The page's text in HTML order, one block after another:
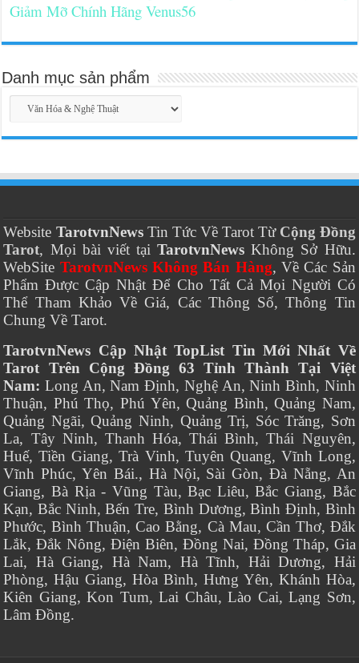
Giảm Mỡ Chính Hãng Venus56
Danh mục sản phẩm
Website TarotvnNewsTin Tức Về Tarot Từ Cộng Đồng
Tarot, Mọi bài viết tạiTarotvnNews Không Sở Hữu.
WebSite TarotvnNews Không Bán Hàng, Về Các Sản
Phẩm Được Cập Nhật Để Cho Tất Cả Mọi Người Có
Thể Tham Khảo Về Giá, Các Thông Số, Thông Tin
Chung Về Tarot.
TarotvnNews Cập Nhật TopList Tin Mới Nhất Về
Tarot Trên Cộng Đồng 63 Tỉnh Thành Tại Việt
Nam: Long An, Nam Định, Nghệ An, Ninh Bình, Ninh
Thuận, Phú Thọ, Phú Yên, Quảng Bình, Quảng Nam,
Quảng Ngãi, Quảng Ninh, Quảng Trị, Sóc Trăng, Sơn
La, Tây Ninh, Thanh Hóa, Thái Bình, Thái Nguyên,
Huế, Tiền Giang, Trà Vinh, Tuyên Quang, Vĩnh Long,
Vĩnh Phúc, Yên Bái., Hà Nội, Sài Gòn, Đà Nẵng, An
Giang, Bà Rịa - Vũng Tàu, Bạc Liêu, Bắc Giang, Bắc
Kạn, Bắc Ninh, Bến Tre, Bình Dương, Bình Định, Bình
Phước, Bình Thuận, Cao Bằng, Cà Mau, Cần Thơ, Đắk
Lắk, Đắk Nông, Điện Biên, Đồng Nai, Đồng Tháp, Gia
Lai, Hà Giang, Hà Nam, Hà Tĩnh, Hải Dương, Hải
Phòng, Hậu Giang, Hòa Bình, Hưng Yên, Khánh Hòa,
Kiên Giang, Kon Tum, Lai Châu, Lào Cai, Lạng Sơn,
Lâm Đồng.